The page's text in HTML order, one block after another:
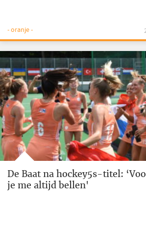
- oranje -
De Baat na hockey5s-titel:
je me altijd bellen'